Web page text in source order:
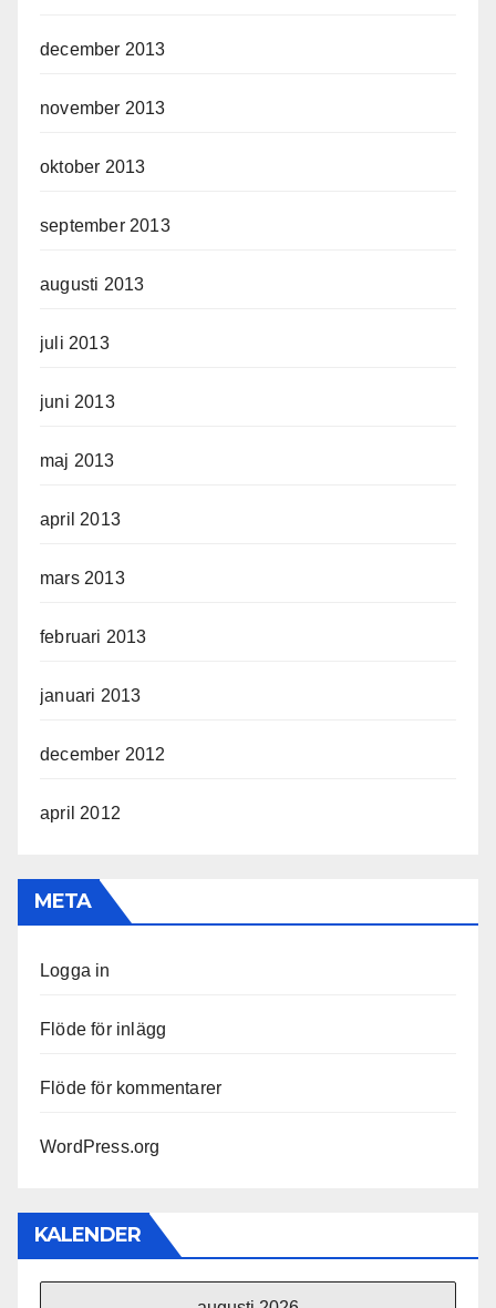
december 2013
november 2013
oktober 2013
september 2013
augusti 2013
juli 2013
juni 2013
maj 2013
april 2013
mars 2013
februari 2013
januari 2013
december 2012
april 2012
META
Logga in
Flöde för inlägg
Flöde för kommentarer
WordPress.org
KALENDER